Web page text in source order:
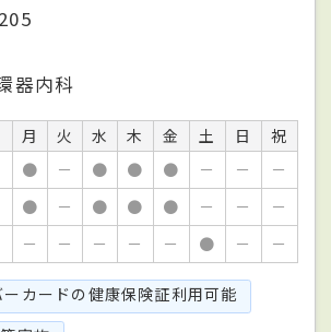
器内科
月 火 水 木 金 土 日
祝
● － ● ● ● － －
－
● － ● ● ● － －
－
－ － － － － ● － －
カードの健康保険証利用可能